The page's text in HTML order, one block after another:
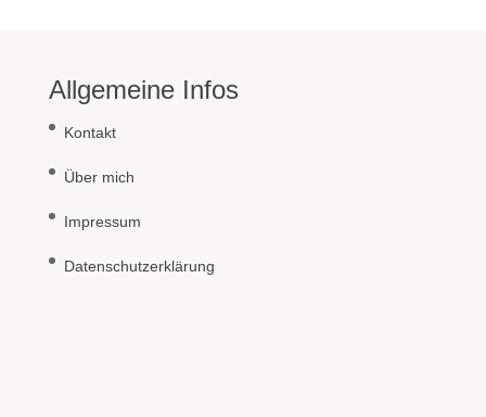
Allgemeine Infos
Kontakt
Über mich
Impressum
Datenschutzerklärung